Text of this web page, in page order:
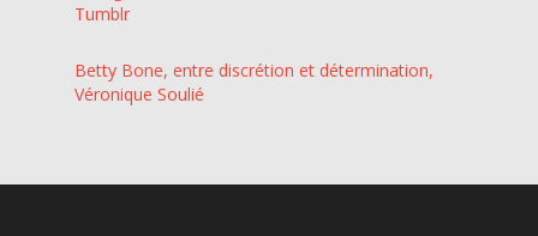
Tumblr
Betty Bone, entre discrétion et détermination,
Véronique Soulié